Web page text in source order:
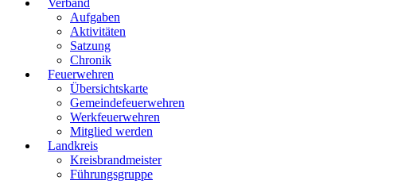
Verband
Aufgaben
Aktivitäten
Satzung
Chronik
Feuerwehren
Übersichtskarte
Gemeindefeuerwehren
Werkfeuerwehren
Mitglied werden
Landkreis
Kreisbrandmeister
Führungsgruppe